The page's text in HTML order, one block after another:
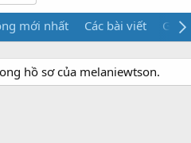
mới nhất Các bài viết Giới
hồ sơ của melaniewtson.